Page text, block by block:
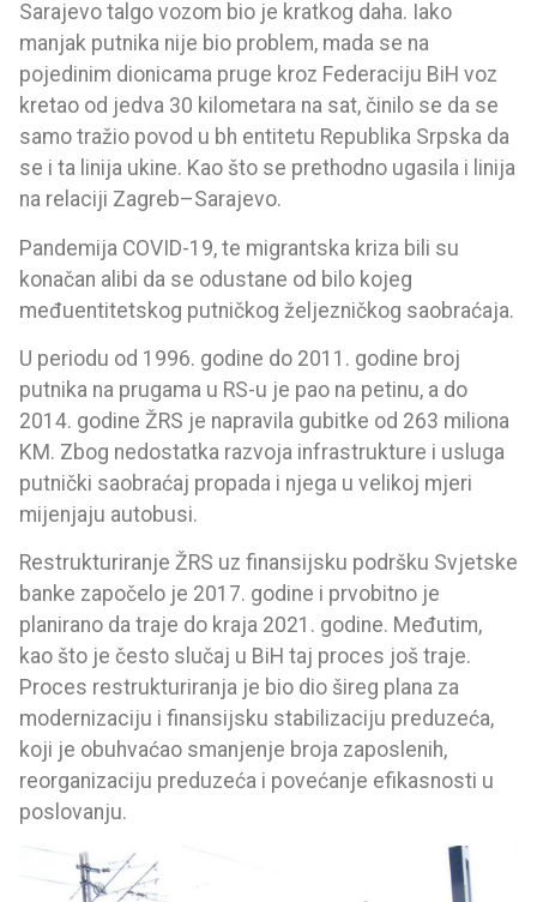
Sarajevo talgo vozom bio je kratkog daha. Iako
manjak putnika nije bio problem, mada se na
pojedinim dionicama pruge kroz Federaciju BiH voz
kretao od jedva 30 kilometara na sat, činilo se da se
samo tražio povod u bh entitetu Republika Srpska da
se i ta linija ukine. Kao što se prethodno ugasila i linija
na relaciji Zagreb–Sarajevo.
Pandemija COVID-19, te migrantska kriza bili su
konačan alibi da se odustane od bilo kojeg
međuentitetskog putničkog željezničkog saobraćaja.
U periodu od 1996. godine do 2011. godine broj
putnika na prugama u RS-u je pao na petinu, a do
2014. godine ŽRS je napravila gubitke od 263 miliona
KM. Zbog nedostatka razvoja infrastrukture i usluga
putnički saobraćaj propada i njega u velikoj mjeri
mijenjaju autobusi.
Restrukturiranje ŽRS uz finansijsku podršku Svjetske
banke započelo je 2017. godine i prvobitno je
planirano da traje do kraja 2021. godine. Međutim,
kao što je često slučaj u BiH taj proces još traje.
Proces restrukturiranja je bio dio šireg plana za
modernizaciju i finansijsku stabilizaciju preduzeća,
koji je obuhvaćao smanjenje broja zaposlenih,
reorganizaciju preduzeća i povećanje efikasnosti u
poslovanju.